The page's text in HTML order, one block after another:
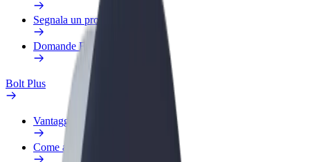
Segnala un problema
Domande Frequenti
Bolt Plus
Vantaggi
Come aderire